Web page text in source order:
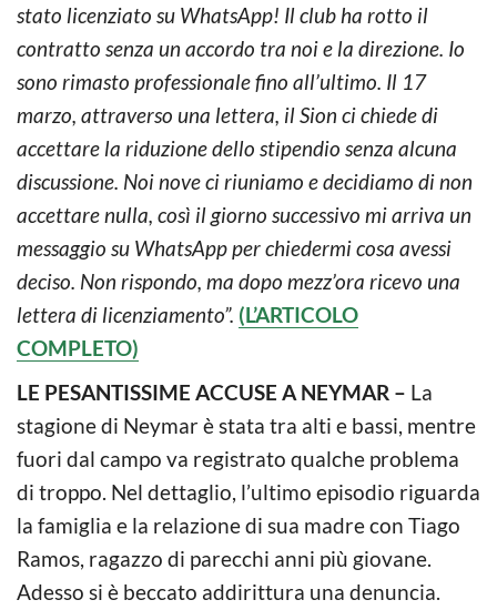
stato licenziato su WhatsApp! Il club ha rotto il
contratto senza un accordo tra noi e la direzione. Io
sono rimasto professionale fino all’ultimo. Il 17
marzo, attraverso una lettera, il Sion ci chiede di
accettare la riduzione dello stipendio senza alcuna
discussione. Noi nove ci riuniamo e decidiamo di non
accettare nulla, così il giorno successivo mi arriva un
messaggio su WhatsApp per chiedermi cosa avessi
deciso. Non rispondo, ma dopo mezz’ora ricevo una
lettera di licenziamento”. (L’ARTICOLO
COMPLETO)
LE PESANTISSIME ACCUSE A NEYMAR – La
stagione di Neymar è stata tra alti e bassi, mentre
fuori dal campo va registrato qualche problema
di troppo. Nel dettaglio, l’ultimo episodio riguarda
la famiglia e la relazione di sua madre con Tiago
Ramos, ragazzo di parecchi anni più giovane.
Adesso si è beccato addirittura una denuncia.